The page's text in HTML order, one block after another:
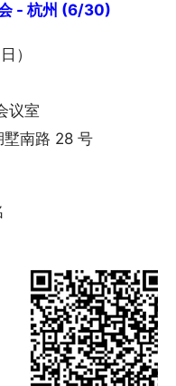
- 杭州 (6/30)
）
议室
墅南路 28 号